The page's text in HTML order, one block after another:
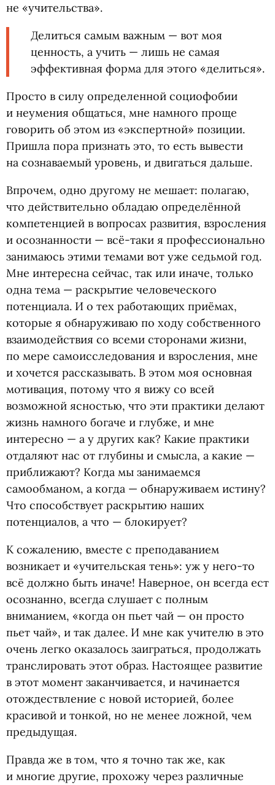
не «учительства».
Делиться самым важным — вот моя
ценность, а учить — лишь не самая
эффективная форма для этого «делиться».
Просто в силу определенной социофобии
и неумения общаться, мне намного проще
говорить об этом из «экспертной» позиции.
Пришла пора признать это, то есть вывести
на сознаваемый уровень, и двигаться дальше.
Впрочем, одно другому не мешает: полагаю,
что действительно обладаю определённой
компетенцией в вопросах развития, взросления
и осознанности — всё-таки я профессионально
занимаюсь этими темами вот уже седьмой год.
Мне интересна сейчас, так или иначе, только
одна тема — раскрытие человеческого
потенциала. И о тех работающих приёмах,
которые я обнаруживаю по ходу собственного
взаимодействия со всеми сторонами жизни,
по мере самоисследования и взросления, мне
и хочется рассказывать. В этом моя основная
мотивация, потому что я вижу со всей
возможной ясностью, что эти практики делают
жизнь намного богаче и глубже, и мне
интересно — а у других как? Какие практики
отдаляют нас от глубины и смысла, а какие —
приближают? Когда мы занимаемся
самообманом, а когда — обнаруживаем истину?
Что способствует раскрытию наших
потенциалов, а что — блокирует?
К сожалению, вместе с преподаванием
возникает и «учительская тень»: уж у него-то
всё должно быть иначе! Наверное, он всегда ест
осознанно, всегда слушает с полным
вниманием, «когда он пьет чай — он просто
пьет чай», и так далее. И мне как учителю в это
очень легко оказалось заиграться, продолжать
транслировать этот образ. Настоящее развитие
в этот момент заканчивается, и начинается
отождествление с новой историей, более
красивой и тонкой, но не менее ложной, чем
предыдущая.
Правда же в том, что я точно так же, как
и многие другие, прохожу через различные